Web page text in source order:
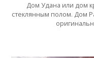
Дом Удана или дом
стеклянным полом. Дом